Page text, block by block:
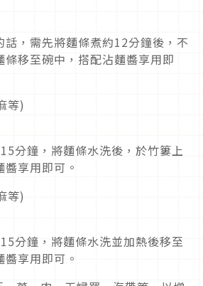
話，需先將麵條煮約12分鐘後，不
移至碗中，搭配沾麵醬享用即
等)
分鐘，將麵條水洗後，於竹簍上
享用即可。
等)
分鐘，將麵條水洗並加熱後移至
享用即可。